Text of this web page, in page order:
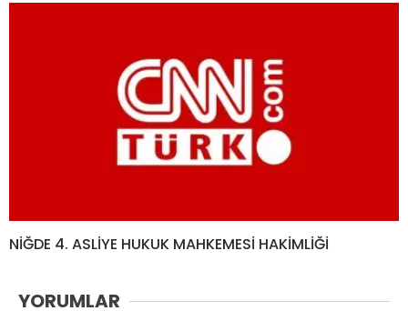
NİĞDE 4. ASLİYE HUKUK MAHKEMESİ HAKİMLİĞİ
YORUMLAR